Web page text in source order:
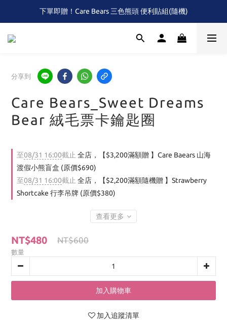
全館滿$2,000 免運 (限本島)
下單即贈！Care Bears 三色熊頭 便利貼組(隨機)
首次！！滿額再送Care Baears 山海渡假小熊盲包
分享到
Care Bears_Sweet Dreams
Bear 絨毛票卡鑰匙圈
至08/31 16:00截止 全店，【$3,200滿額贈 】Care Baears 山海
渡假小熊盲盒 (原價$690)
至08/31 16:00截止 全店，【$2,200滿額隨機贈 】Strawberry
Shortcake 行李吊牌 (原價$380)
查看更多
NT$480 NT$600
數量
加入購物車
加入追蹤清單